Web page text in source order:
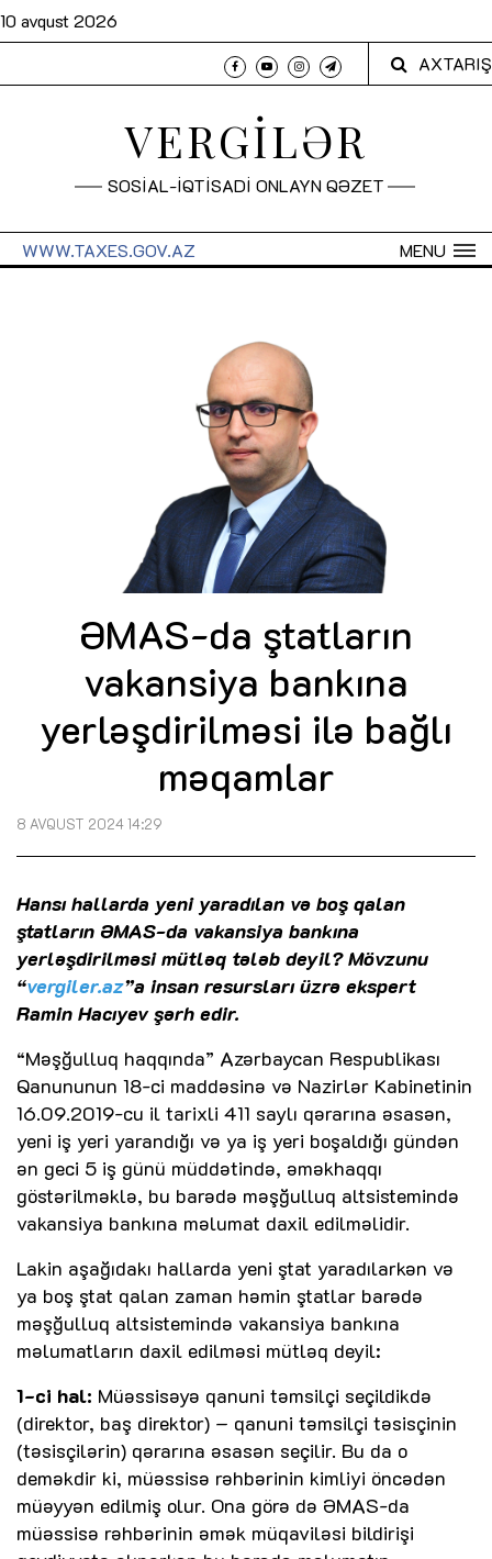
10 avqust 2026
AXTARIŞ
VERGİLƏR
SOSİAL-İQTİSADİ ONLAYN QƏZET
MENU
WWW.TAXES.GOV.AZ
ƏMAS-da ştatların
vakansiya bankına
yerləşdirilməsi ilə bağlı
məqamlar
8 AVQUST 2024 14:29
Hansı hallarda yeni yaradılan və boş qalan
ştatların ƏMAS-da vakansiya bankına
yerləşdirilməsi mütləq tələb deyil? Mövzunu
“vergiler.az”a insan resursları üzrə ekspert
Ramin Hacıyev şərh edir.
“Məşğulluq haqqında” Azərbaycan Respublikası
Qanununun 18-ci maddəsinə və Nazirlər Kabinetinin
16.09.2019-cu il tarixli 411 saylı qərarına əsasən,
yeni iş yeri yarandığı və ya iş yeri boşaldığı gündən
ən geci 5 iş günü müddətində, əməkhaqqı
göstərilməklə, bu barədə məşğulluq altsistemində
vakansiya bankına məlumat daxil edilməlidir.
Lakin aşağıdakı hallarda yeni ştat yaradılarkən və
ya boş ştat qalan zaman həmin ştatlar barədə
məşğulluq altsistemində vakansiya bankına
məlumatların daxil edilməsi mütləq deyil:
1-ci hal: Müəssisəyə qanuni təmsilçi seçildikdə
(direktor, baş direktor) – qanuni təmsilçi təsisçinin
(təsisçilərin) qərarına əsasən seçilir. Bu da o
deməkdir ki, müəssisə rəhbərinin kimliyi öncədən
müəyyən edilmiş olur. Ona görə də ƏMAS-da
müəssisə rəhbərinin əmək müqaviləsi bildirişi